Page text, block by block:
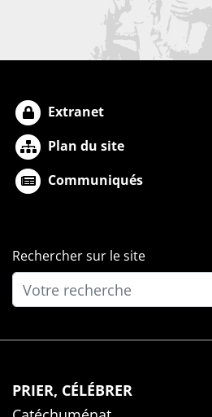
Extranet
Plan du site
Communiqués
Rechercher sur le site
PRIER, CÉLÉBRER